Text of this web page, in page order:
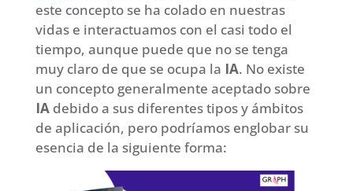
este concepto se ha colado en nuestras
vidas e interactuamos con el casi todo el
tiempo, aunque puede que no se tenga
muy claro de que se ocupa la IA. No existe
un concepto generalmente aceptado sobre
IAdebido a sus diferentes tipos y ámbitos
de aplicación, pero podríamos englobar su
esencia de la siguiente forma: